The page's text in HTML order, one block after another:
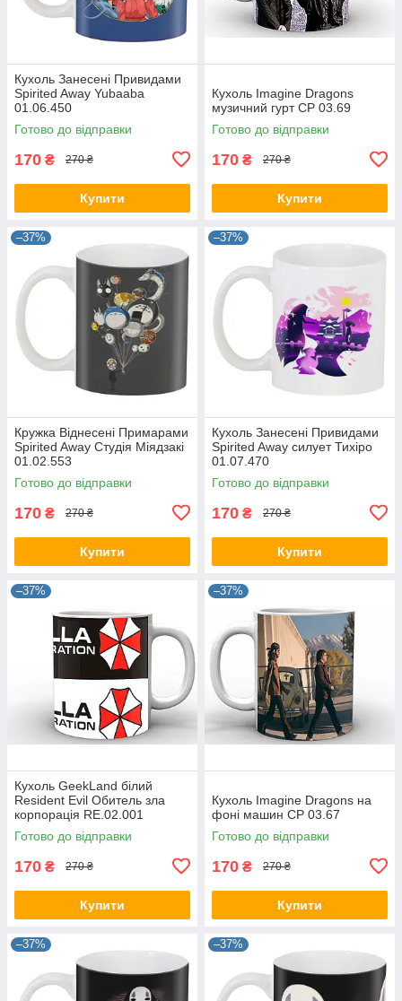
Кухоль Занесені Привидами
Spirited Away Yubaaba
01.06.450
Готово до відправки
170 ₴ 270 ₴
Купити
Кухоль Imagine Dragons
музичний гурт CP 03.69
Готово до відправки
170 ₴ 270 ₴
Купити
–37%
Кружка Віднесені Примарами
Spirited Away Студія Міядзакі
01.02.553
Готово до відправки
170 ₴ 270 ₴
Купити
–37%
Кухоль Занесені Привидами
Spirited Away силует Тихіро
01.07.470
Готово до відправки
170 ₴ 270 ₴
Купити
–37%
Кухоль GeekLand білий
Resident Evil Обитель зла
корпорація RE.02.001
Готово до відправки
170 ₴ 270 ₴
Купити
–37%
Кухоль Imagine Dragons на
фоні машин CP 03.67
Готово до відправки
170 ₴ 270 ₴
Купити
–37% –37%